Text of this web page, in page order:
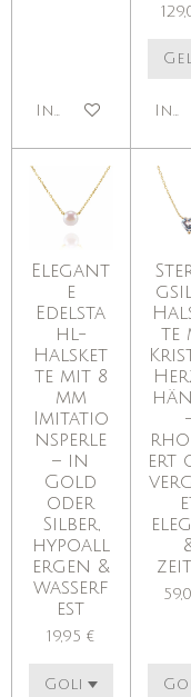
In den Warenkorb
In
Elegant
e
Edelsta
hl-
Halsket
te mit 8
mm
Imitatio
nsperle
– in
Gold
oder
Silber,
hypoall
ergen &
wasserf
est
19,95 €
te
ert